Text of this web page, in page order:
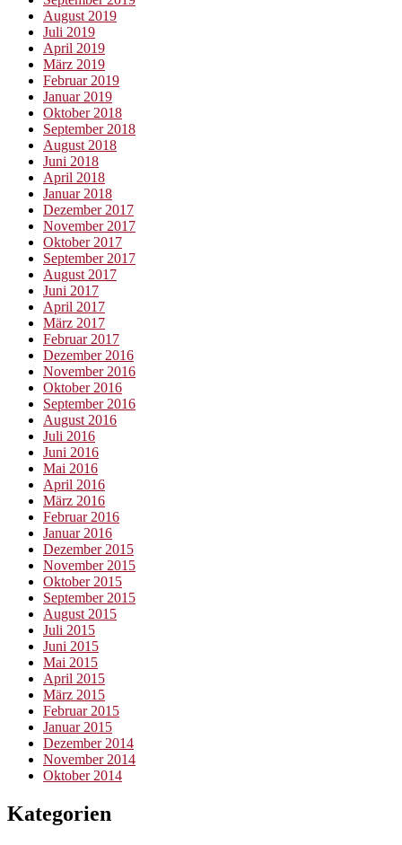
August 2019
Juli 2019
April 2019
März 2019
Februar 2019
Januar 2019
Oktober 2018
September 2018
August 2018
Juni 2018
April 2018
Januar 2018
Dezember 2017
November 2017
Oktober 2017
September 2017
August 2017
Juni 2017
April 2017
März 2017
Februar 2017
Dezember 2016
November 2016
Oktober 2016
September 2016
August 2016
Juli 2016
Juni 2016
Mai 2016
April 2016
März 2016
Februar 2016
Januar 2016
Dezember 2015
November 2015
Oktober 2015
September 2015
August 2015
Juli 2015
Juni 2015
Mai 2015
April 2015
März 2015
Februar 2015
Januar 2015
Dezember 2014
November 2014
Oktober 2014
Kategorien